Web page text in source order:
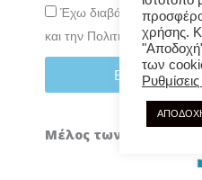
Έχω διαβάσει και
και την Πολιτική Απορρήτου
ΕΓΓΡΑΦΗ ΣΤΟ
Μέλος των
χρήσης.
των